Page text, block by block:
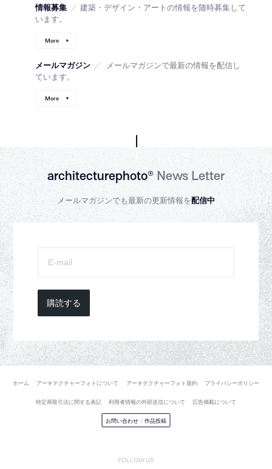
情報募集 ／ 建築・デザイン・アートの情報を随時募集して
います。
More
メールマガジン ／
メールマガジンで最新の情報を配信し
ています。
More
architecturephoto®News Letter
メールマガジンでも最新の更新情報を配信中
購読する
ホーム アーキテクチャーフォトについて アーキテクチャーフォト規約 プライバシーポリシー
特定商取引法に関する表記 利用者情報の外部送信について 広告掲載について
お問い合わせ / 作品投稿